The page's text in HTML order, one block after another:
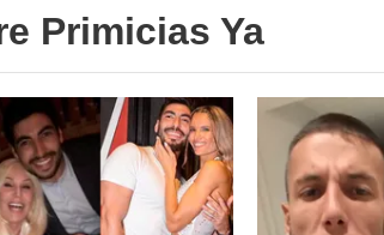
Primicias Ya